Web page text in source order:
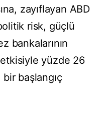
zayıflayan ABD
risk, güçlü
bankalarının
etkisiyle yüzde 26
başlangıç